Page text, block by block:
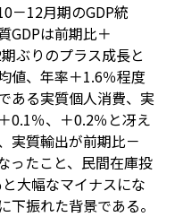
－12月期のGDP統
GDPは前期比＋
ぶりのプラス成長と
値、年率＋1.6％程度
ある実質個人消費、実
0.1％、＋0.2％と冴え
実質輸出が前期比－
ったこと、民間在庫投
大幅なマイナスにな
下振れた背景である。